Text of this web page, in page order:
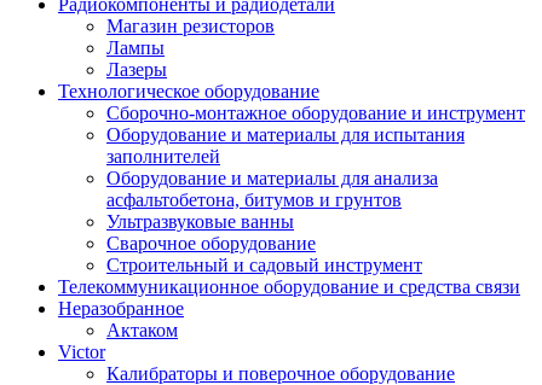
Радиокомпоненты и радиодетали
Магазин резисторов
Лампы
Лазеры
Технологическое оборудование
Сборочно-монтажное оборудование и инструмент
Оборудование и материалы для испытания
заполнителей
Оборудование и материалы для анализа
асфальтобетона, битумов и грунтов
Ультразвуковые ванны
Сварочное оборудование
Строительный и садовый инструмент
Телекоммуникационное оборудование и средства связи
Неразобранное
Актаком
Victor
Калибраторы и поверочное оборудование